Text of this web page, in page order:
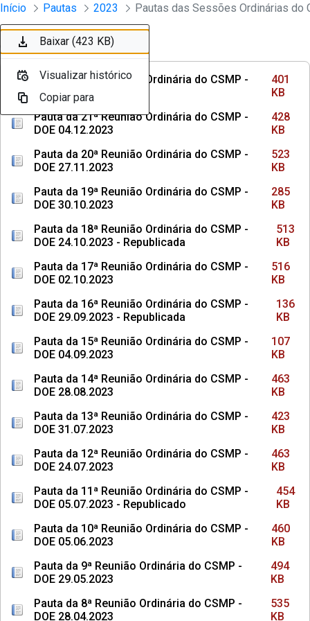
Pular para o Conteúdo principal
Sessões e Reuniões - Documentos
Início Pautas 2023
Ordenar Filtro
Pauta da 22ª Reunião Ordinária do CSMP -
DOE 18.12.2023
401
KB
Pauta da 21ª Reunião Ordinária do CSMP -
DOE 04.12.2023
428
KB
Pauta da 20ª Reunião Ordinária do CSMP -
DOE 27.11.2023
523
KB
Pauta da 19ª Reunião Ordinária do CSMP -
DOE 30.10.2023
285
KB
Pauta da 18ª Reunião Ordinária do CSMP -
DOE 24.10.2023 - Republicada
513
KB
Pauta da 17ª Reunião Ordinária do CSMP -
DOE 02.10.2023
516
KB
Pauta da 16ª Reunião Ordinária do CSMP -
DOE 29.09.2023 - Republicada
136
KB
Pauta da 15ª Reunião Ordinária do CSMP -
DOE 04.09.2023
107
KB
Pauta da 14ª Reunião Ordinária do CSMP -
DOE 28.08.2023
463
KB
Pauta da 13ª Reunião Ordinária do CSMP -
DOE 31.07.2023
423
KB
Pauta da 12ª Reunião Ordinária do CSMP -
DOE 24.07.2023
463
KB
Pauta da 11ª Reunião Ordinária do CSMP -
DOE 05.07.2023 - Republicado
454
KB
Pauta da 10ª Reunião Ordinária do CSMP -
DOE 05.06.2023
460
KB
Pauta da 9ª Reunião Ordinária do CSMP -
DOE 29.05.2023
494
KB
Pauta da 8ª Reunião Ordinária do CSMP -
DOE 28.04.2023
535
KB
Baixar (401 KB)
Visualizar histórico
Copiar para
Baixar (428 KB)
Visualizar histórico
Copiar para
Baixar (523 KB)
Visualizar histórico
Copiar para
Baixar (285 KB)
Visualizar histórico
Copiar para
Baixar (513 KB)
Visualizar histórico
Copiar para
Baixar (516 KB)
Visualizar histórico
Copiar para
Baixar (136 KB)
Visualizar histórico
Copiar para
Baixar (107 KB)
Visualizar histórico
Copiar para
Baixar (463 KB)
Visualizar histórico
Copiar para
Baixar (423 KB)
Visualizar histórico
Copiar para